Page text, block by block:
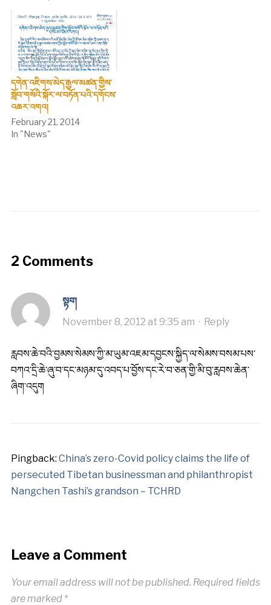
དགེན་འཇིགས་མེད་རྒྱལ་མཚན་གྱིས་
སློབ་གསོའི་སྐོར་ལ་བཏོན་པའི་དགོངས་
འཆར་འགའ།
February 21, 2014
In "News"
2 Comments
སྟག
November 8, 2012 at 9:35 am · Reply
རླབས་ཆེ་བའི་བྱམས་སེམས་ཀྱི་མ་ཡུམ་འཇམ་དབྱངས་སྐྱིད་ལ་སེམས་བསམ་པས་
བཀའ་དྲི་ཆེ་ཞུ་བ་དང་མཉམ་དུ་འབད་པ་བྱོས་དང་རེ་བ་ཅན་གྱི་མི་བུ་རླབས་ཆེན་
ཞིག་འདུག
Pingback: China’s zero-Covid policy claims the life of
persecuted Tibetan businessman and philanthropist
Nangchen Tashi’s grandson – TCHRD
Leave a Comment
Your email address will not be published. Required fields
are marked *